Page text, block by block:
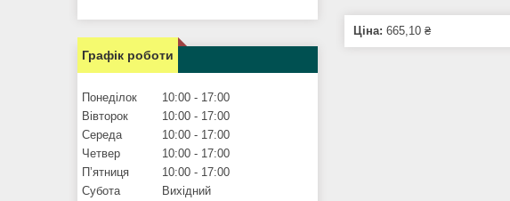
Ціна: 665,10 ₴
Графік роботи
Понеділок 10:00
17:00
Вівторок
10:00
17:00
Середа
10:00
17:00
Четвер
10:00
17:00
Пʼятниця
10:00
17:00
Субота
Вихідний